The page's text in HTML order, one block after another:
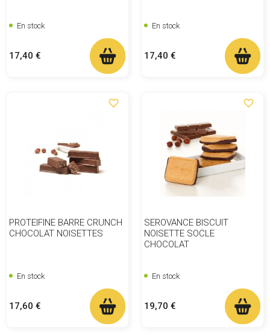
En stock
Prix
17,40 €
En stock
Prix
17,40 €
favorite_border
PROTEIFINE BARRE CRUNCH
CHOCOLAT NOISETTES
En stock
Prix
17,60 €
favorite_border
SEROVANCE BISCUIT
NOISETTE SOCLE
CHOCOLAT
En stock
Prix
19,70 €